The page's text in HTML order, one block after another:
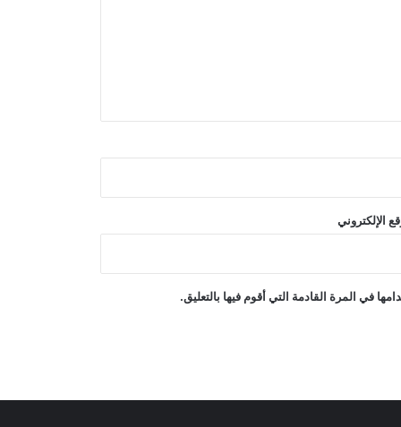
بين السعودية وتركيا وباكستان
التحالف بقيادة السعودية
الإلكتروني
في المرة القادمة التي أقوم فيها بالتعليق.